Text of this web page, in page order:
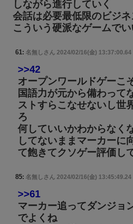
しながら進行していく
会話は必要最低限のビジ
こういう硬派なゲームでい
61: 名無しさん 2024/02/16(金) 13:37:00.64
>>42
オープンワールドゲーこ
国語力が元から備わって
ストすらこなせないし世
ろ
何していいかわからなく
してないままマーカーに
て飽きてクソゲー評価し
85: 名無しさん 2024/02/16(金) 13:45:49.24
>>61
マーカー追ってダンジョ
でよくね